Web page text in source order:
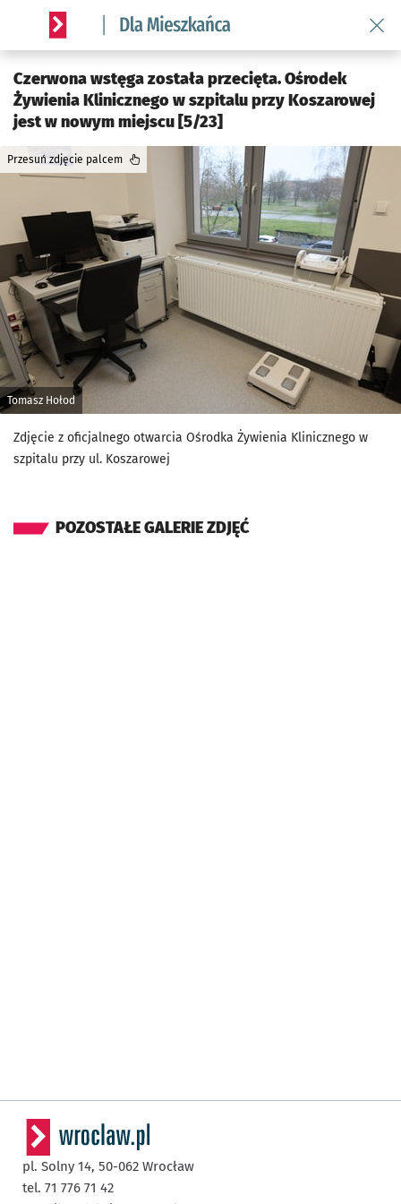
Serwis informacyjny wroclaw.pl podserwis: Dla mieszkańca
Czerwona wstęga została przecięta. Ośrodek
Żywienia Klinicznego w szpitalu przy Koszarowej
jest w nowym miejscu [5/23]
Tomasz Hołod
Przesuń zdjęcie palcem
Zdjęcie z oficjalnego otwarcia Ośrodka Żywienia Klinicznego w
szpitalu przy ul. Koszarowej
POZOSTAŁE GALERIE ZDJĘĆ
pl. Solny 14, 50-062 Wrocław
tel. 71 776 71 42